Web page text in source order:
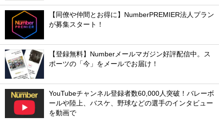
【同僚や仲間とお得に】NumberPREMIER法人プラン
が募集スタート！
【登録無料】Numberメールマガジン好評配信中。ス
ポーツの「今」をメールでお届け！
YouTubeチャンネル登録者数60,000人突破！バレーボ
ールや陸上、バスケ、野球などの選手のインタビュー
を動画で